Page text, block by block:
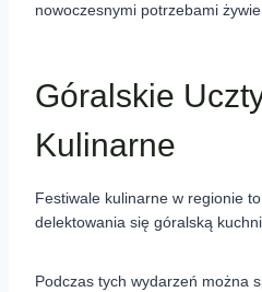
nowoczesnymi potrzebami
Góralskie
Kulinarne
Festiwale kulinarne w regionie
delektowania się góralską
Podczas tych wydarzeń można